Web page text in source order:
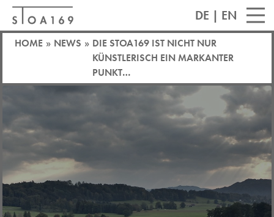
DE | EN
HOME » NEWS » DIE STOA169 IST NICHT NUR
KÜNSTLERISCH EIN MARKANTER
PUNKT…